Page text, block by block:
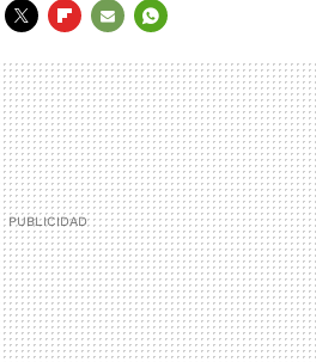
MAIL